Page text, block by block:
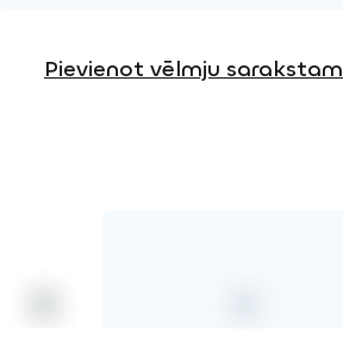
3D DWG
Pievienot vēlmju sarakstam